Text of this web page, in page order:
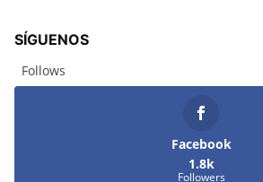
SÍGUENOS
Follows
Facebook
1.8k
Followers